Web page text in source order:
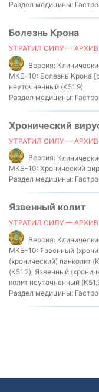
Раздел медицины:
Болезнь Крона
УТРАТИЛ СИЛУ — АРХИВ
Версия:
МКБ-10: Болезнь Крона
неуточненный (K51.9)
Раздел медицины:
Хронический
УТРАТИЛ СИЛУ — АРХИВ
Версия:
МКБ-10: Хронический
Раздел медицины:
Язвенный колит
УТРАТИЛ СИЛУ — АРХИВ
Версия:
МКБ-10: Язвенный
(хронический) панколит
(K51.2), Язвенный
колит неуточненный
Раздел медицины: